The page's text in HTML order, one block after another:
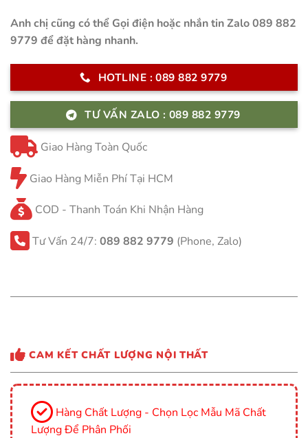
Anh chị cũng có thể Gọi điện hoặc nhắn tin Zalo 089 882
9779 để đặt hàng nhanh.
HOTLINE : 089 882 9779
TƯ VẤN ZALO : 089 882 9779
Giao Hàng Toàn Quốc
Giao Hàng Miễn Phí Tại HCM
COD - Thanh Toán Khi Nhận Hàng
Tư Vấn 24/7: 089 882 9779 (Phone, Zalo)
CAM KẾT CHẤT LƯỢNG NỘI THẤT
Hàng Chất Lượng - Chọn Lọc Mẫu Mã Chất
Lượng Để Phân Phối